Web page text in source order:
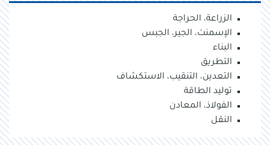
الزراعة، الحراجة
الإسمنت، الجير، الجبس
البناء
التطريق
التعدين، التنقيب، الاستكشاف
توليد الطاقة
الفولاذ، المعادن
النقل